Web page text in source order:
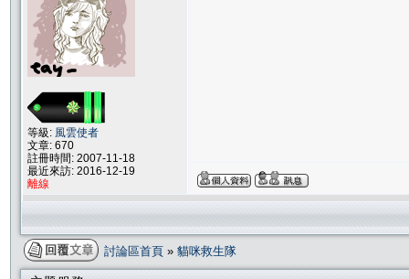
等級: 風雲使者
文章: 670
註冊時間: 2007-11-18
最近來訪: 2016-12-19
離線
討論區首頁 » 貓咪救生隊